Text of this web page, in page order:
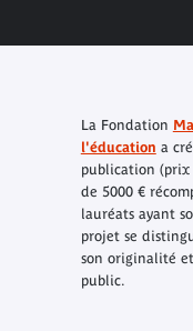
La Fondation
l'éducation a
publication (prix
de 5000 €
lauréats ayant
projet se
son originalité
public.